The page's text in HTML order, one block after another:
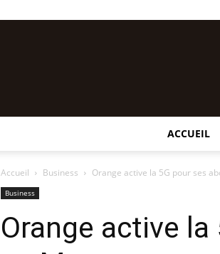
ACCUEIL
Accueil Business Orange active la 5G pour ses
Business
Orange active